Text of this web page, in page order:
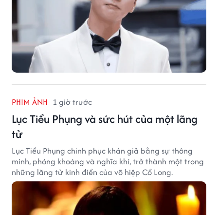
PHIM ẢNH 1 giờ trước
Lục Tiểu Phụng và sức hút của một lãng
tử
Lục Tiểu Phụng chinh phục khán giả bằng sự thông
minh, phóng khoáng và nghĩa khí, trở thành một trong
những lãng tử kinh điển của võ hiệp Cổ Long.